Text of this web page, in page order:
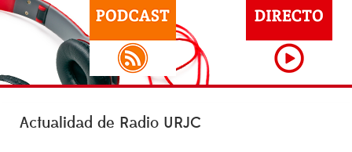
Actualidad de Radio URJC